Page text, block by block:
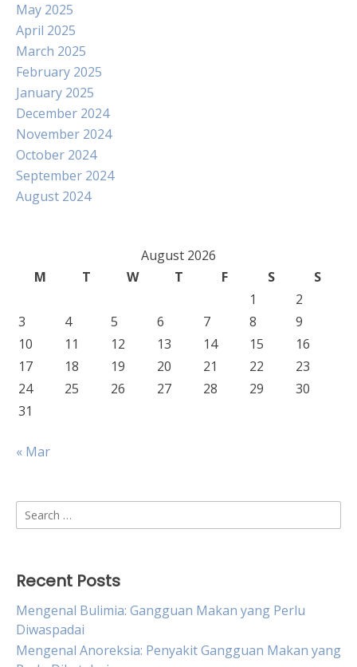
May 2025
April 2025
March 2025
February 2025
January 2025
December 2024
November 2024
October 2024
September 2024
August 2024
August 2026
M
T W T F S
S
1
2
3
4 5 6 7 8
9
10
11 12 13 14 15
16
17
18 19 20 21 22
23
24
25 26 27 28 29
30
31
« Mar
Search
for:
Recent Posts
Mengenal Bulimia: Gangguan Makan yang Perlu
Diwaspadai
Mengenal Anoreksia: Penyakit Gangguan Makan yang